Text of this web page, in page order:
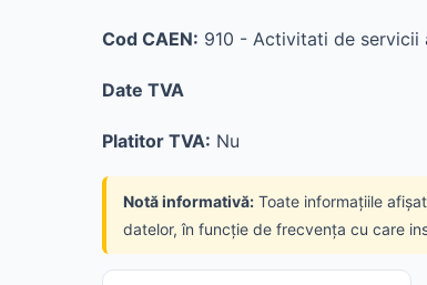
Cod CAEN: 910 - Activitati de servicii
Date TVA
Platitor TVA: Nu
Notă informativă: Toate informațiile
datelor, în funcție de frecvența cu care